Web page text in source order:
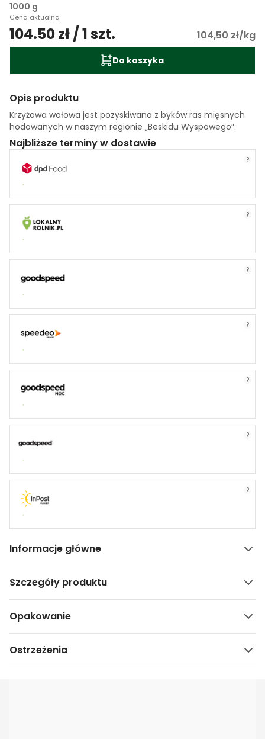
1000 g
Cena aktualna
104.50 zł / 1 szt. 104,50 zł/kg
Do koszyka
Opis produktu
Krzyżowa wołowa jest pozyskiwana z byków ras mięsnych
hodowanych w naszym regionie „Beskidu Wyspowego”.
Najbliższe terminy w dostawie
?
?
?
?
?
?
?
Informacje główne
Szczegóły produktu
Opakowanie
Ostrzeżenia